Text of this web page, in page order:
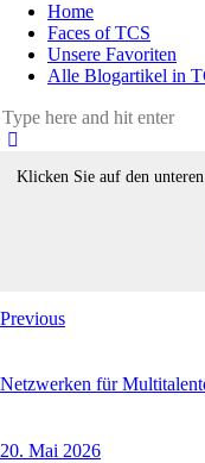
Home
Faces of TCS
Unsere Favoriten
Alle Blogartikel in
Klicken Sie auf den
Beitragsnavigation
Previous
Netzwerken für
20. Mai 2026